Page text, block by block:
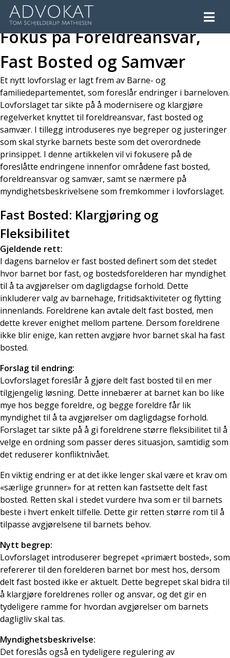
Nye Endringer i Barneloven:
Fokus på Foreldreansvar,
Fast Bosted og Samvær
Et nytt lovforslag er lagt frem av Barne- og
familiedepartementet, som foreslår endringer i barneloven.
Lovforslaget tar sikte på å modernisere og klargjøre
regelverket knyttet til foreldreansvar, fast bosted og
samvær. I tillegg introduseres nye begreper og justeringer
som skal styrke barnets beste som det overordnede
prinsippet. I denne artikkelen vil vi fokusere på de
foreslåtte endringene innenfor områdene fast bosted,
foreldreansvar og samvær, samt se nærmere på
myndighetsbeskrivelsene som fremkommer i lovforslaget.
Fast Bosted: Klargjøring og
Fleksibilitet
Gjeldende rett:
I dagens barnelov er fast bosted definert som det stedet
hvor barnet bor fast, og bostedsforelderen har myndighet
til å ta avgjørelser om dagligdagse forhold. Dette
inkluderer valg av barnehage, fritidsaktiviteter og flytting
innenlands. Foreldrene kan avtale delt fast bosted, men
dette krever enighet mellom partene. Dersom foreldrene
ikke blir enige, kan retten avgjøre hvor barnet skal ha fast
bosted.
Forslag til endring:
Lovforslaget foreslår å gjøre delt fast bosted til en mer
tilgjengelig løsning. Dette innebærer at barnet kan bo like
mye hos begge foreldre, og begge foreldre får lik
myndighet til å ta avgjørelser om dagligdagse forhold.
Forslaget tar sikte på å gi foreldrene større fleksibilitet til å
velge en ordning som passer deres situasjon, samtidig som
det reduserer konfliktnivået.
En viktig endring er at det ikke lenger skal være et krav om
«særlige grunner» for at retten kan fastsette delt fast
bosted. Retten skal i stedet vurdere hva som er til barnets
beste i hvert enkelt tilfelle. Dette gir retten større rom til å
tilpasse avgjørelsene til barnets behov.
Nytt begrep:
Lovforslaget introduserer begrepet «primært bosted», som
refererer til den forelderen barnet bor mest hos, dersom
delt fast bosted ikke er aktuelt. Dette begrepet skal bidra til
å klargjøre foreldrenes roller og ansvar, og det gir en
tydeligere ramme for hvordan avgjørelser om barnets
dagligliv skal tas.
Myndighetsbeskrivelse:
Det foreslås også en tydeligere regulering av